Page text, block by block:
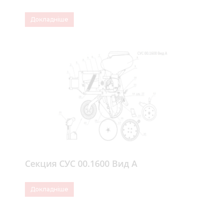
Докладніше
Секция СУС 00.1600 Вид А
Докладніше